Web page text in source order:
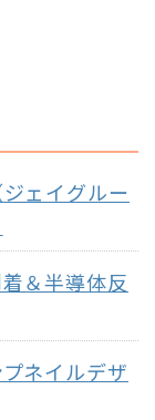
ェイグルー
＆半導体反
ネイルデザ